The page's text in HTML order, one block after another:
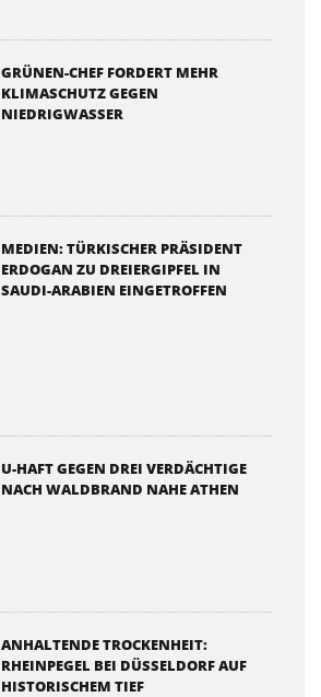
GRÜNEN-CHEF FORDERT MEHR
KLIMASCHUTZ GEGEN
NIEDRIGWASSER
MEDIEN: TÜRKISCHER PRÄSIDENT
ERDOGAN ZU DREIERGIPFEL IN
SAUDI-ARABIEN EINGETROFFEN
U-HAFT GEGEN DREI VERDÄCHTIGE
NACH WALDBRAND NAHE ATHEN
ANHALTENDE TROCKENHEIT:
RHEINPEGEL BEI DÜSSELDORF AUF
HISTORISCHEM TIEF